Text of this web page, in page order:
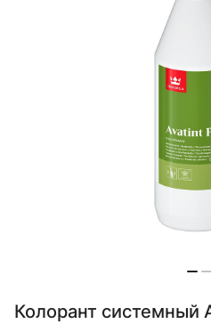
Колорант системный